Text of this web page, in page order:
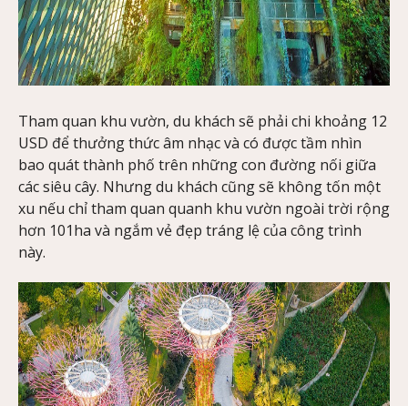
Tham quan khu vườn, du khách sẽ phải chi khoảng 12
USD để thưởng thức âm nhạc và có được tầm nhìn
bao quát thành phố trên những con đường nối giữa
các siêu cây. Nhưng du khách cũng sẽ không tốn một
xu nếu chỉ tham quan quanh khu vườn ngoài trời rộng
hơn 101ha và ngắm vẻ đẹp tráng lệ của công trình
này.